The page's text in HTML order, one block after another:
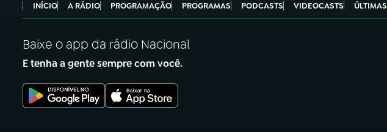
INÍCIO A RÁDIO PROGRAMAÇÃO PROGRAMAS PODCASTS VIDEOCASTS ÚLTIMAS
Baixe o app da rádio Nacional
E tenha a gente sempre com você.